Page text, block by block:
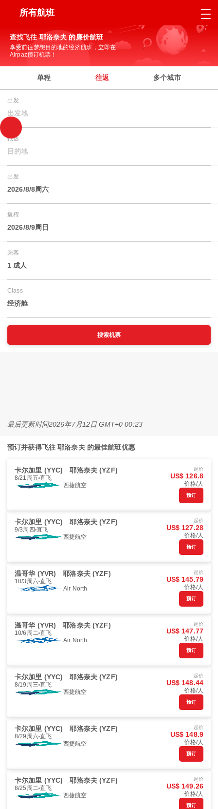
所有航班
查找飞往 耶洛奈夫 的廉价航班
享受前往梦想目的地的经济航班，立即在
Airpaz预订机票！
单程 往返 多个城市
出发
出发地
抵达
目的地
出发
2026/8/8周六
返程
2026/8/9周日
乘客
1 成人
Class
经济舱
搜索机票
最后更新时间2026年7月12日 GMT+0 00:23
预订并获得飞往 耶洛奈夫 的最佳航班优惠
卡尔加里 (YYC) 耶洛奈夫 (YZF)
8/21周五 直飞
西捷航空
起价
US$ 126.8
价格/人
预订
卡尔加里 (YYC) 耶洛奈夫 (YZF)
9/3周四 直飞
西捷航空
起价
US$ 127.28
价格/人
预订
温哥华 (YVR) 耶洛奈夫 (YZF)
10/3周六 直飞
Air North
起价
US$ 145.79
价格/人
预订
温哥华 (YVR) 耶洛奈夫 (YZF)
10/6周二 直飞
Air North
起价
US$ 147.77
价格/人
预订
卡尔加里 (YYC) 耶洛奈夫 (YZF)
8/19周三 直飞
西捷航空
起价
US$ 148.44
价格/人
预订
卡尔加里 (YYC) 耶洛奈夫 (YZF)
8/29周六 直飞
西捷航空
起价
US$ 148.9
价格/人
预订
卡尔加里 (YYC) 耶洛奈夫 (YZF)
8/25周二 直飞
西捷航空
起价
US$ 149.26
价格/人
预订